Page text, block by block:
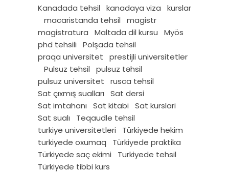
Kanadada tehsil
kanadaya viza
kurslar
macaristanda tehsil
magistr
magistratura
Maltada dil kursu
Myös
phd tehsili
Polşada tehsil
praqa universitet
prestijli universitetler
Pulsuz tehsil
pulsuz təhsil
pulsuz universitet
rusca tehsil
Sat çıxmış sualları
Sat dersi
Sat imtahanı
Sat kitabi
Sat kurslari
Sat sualı
Teqaudle tehsil
turkiye universitetleri
Türkiyede hekim
turkiyede oxumaq
Türkiyede praktika
Türkiyede saç ekimi
Turkiyede tehsil
Türkiyede tibbi kurs